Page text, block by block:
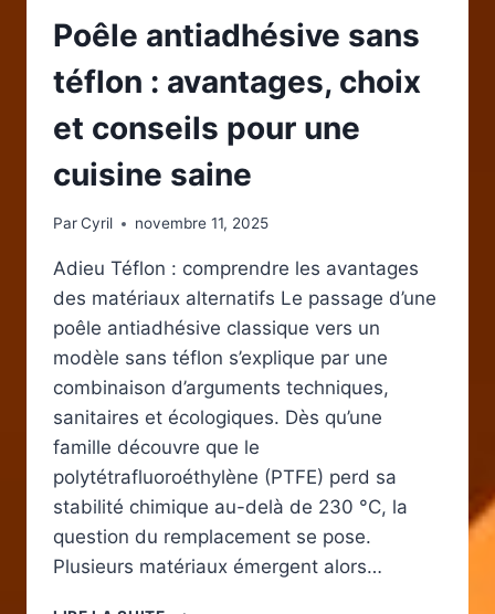
Poêle antiadhésive sans
téflon : avantages, choix
et conseils pour une
cuisine saine
ParCyril novembre 11, 2025
Adieu Téflon : comprendre les avantages
des matériaux alternatifs Le passage d’une
poêle antiadhésive classique vers un
modèle sans téflon s’explique par une
combinaison d’arguments techniques,
sanitaires et écologiques. Dès qu’une
famille découvre que le
polytétrafluoroéthylène (PTFE) perd sa
stabilité chimique au-delà de 230 °C, la
question du remplacement se pose.
Plusieurs matériaux émergent alors…